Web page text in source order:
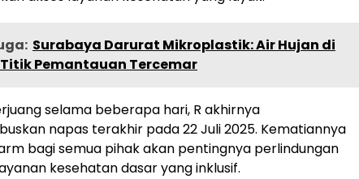
Surabaya Darurat Mikroplastik: Air Hujan di
Pemantauan Tercemar
selama beberapa hari, R akhirnya
napas terakhir pada 22 Juli 2025. Kematiannya
bagi semua pihak akan pentingnya perlindungan
kesehatan dasar yang inklusif.